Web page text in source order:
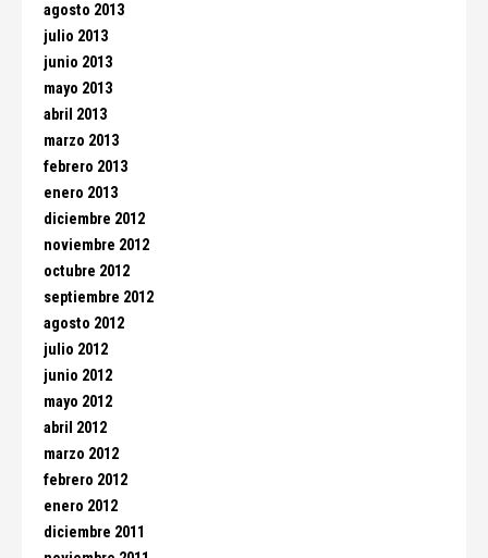
agosto 2013
julio 2013
junio 2013
mayo 2013
abril 2013
marzo 2013
febrero 2013
enero 2013
diciembre 2012
noviembre 2012
octubre 2012
septiembre 2012
agosto 2012
julio 2012
junio 2012
mayo 2012
abril 2012
marzo 2012
febrero 2012
enero 2012
diciembre 2011